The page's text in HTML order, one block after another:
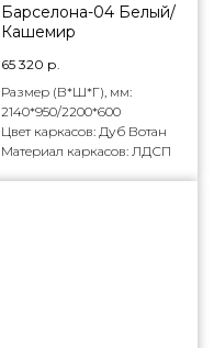
Барселона-04 Белый/
Кашемир
65 320 р.
Размер (В*Ш*Г), мм:
2140*950/2200*600
Цвет каркасов: Дуб Вотан
Материал каркасов: ЛДСП